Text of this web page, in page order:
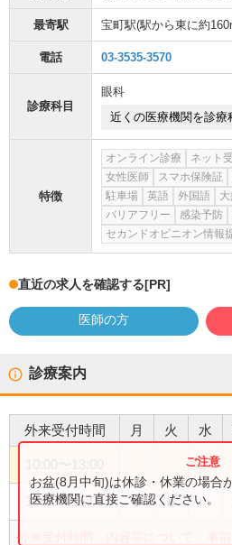
最寄駅 宝町駅(駅から東に約
電話 03-3535-3570
診療科目
眼科
近くの医療機関を診療
特徴
オンライン診療 ネット
女性医師
スマホ保険証
駐車場
英語 外国語
バリアフリー
感染予防
セカンドオピニオン情報
直近の求人を確認する[PR]
医師の方
診療案内
外来受付時間 月 火 水
10:00〜15:00 ● ●
外来受付時間・内容等について、事
お盆(8月中旬)は休診・休業の場合
医療機関に直接ご確認ください。